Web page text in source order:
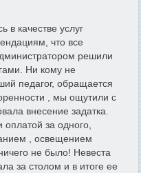
в качестве услуг
что все
решили
Ни кому не
педагог, обращается
, мы ощутили с
внесение задатка.
оплатой за одного,
, освещением
не было! Невеста
за столом и в итоге ее